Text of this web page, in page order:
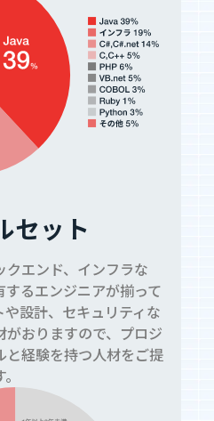
セット
クエンド、インフラな
するエンジニアが揃って
や設計、セキュリティな
がおりますので、プロジ
と経験を持つ人材をご提